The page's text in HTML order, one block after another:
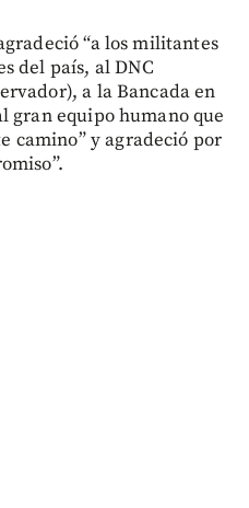
“a los militantes
del país, al DNC
a la Bancada en
gran equipo humano que
camino” y agradeció por